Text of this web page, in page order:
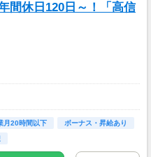
間休日120日～！「高信
月20時間以下
ボーナス・昇給あり